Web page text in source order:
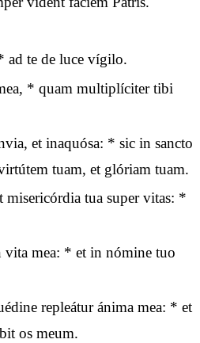
ad te de luce vígilo.
* quam multiplíciter tibi
et inaquósa: * sic in sancto
tuam, et glóriam tuam.
misericórdia tua super vitas: *
vita mea: * et in nómine tuo
repleátur ánima mea: * et
os meum.